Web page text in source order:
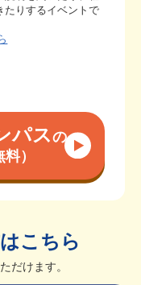
たりするイベントで
パスの
）
こちら
だけます。